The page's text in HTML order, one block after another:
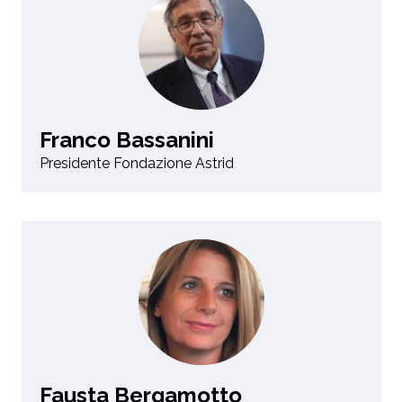
Franco Bassanini
Presidente Fondazione Astrid
Fausta Bergamotto